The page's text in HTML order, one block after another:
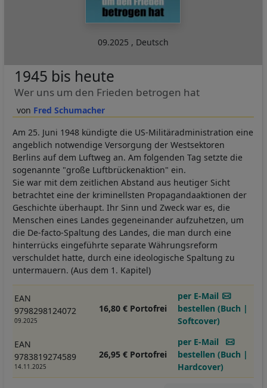
09.2025 , Deutsch
Fred Schumacher
1945 bis heute
Wer uns um den Frieden betrogen hat
Am 25. Juni 1948 kündigte die US-Militäradministration eine
angeblich notwendige Versorgung der Westsektoren
Berlins auf dem Luftweg an. Am folgenden Tag setzte die
sogenannte "große Luftbrückenaktion" ein.
Sie war mit dem zeitlichen Abstand aus heutiger Sicht
betrachtet eine der kriminellsten Propagandaaktionen der
Geschichte überhaupt. Ihr Sinn und Zweck war es, die
Menschen eines Landes gegeneinander aufzuhetzen, um
die De-facto-Spaltung des Landes, die man durch eine
hinterrücks eingeführte separate Währungsreform
verschuldet hatte, durch eine ideologische Spaltung zu
untermauern. (Aus dem 1. Kapitel)
EAN
9798298124072
09.2025
16,80 € Portofrei
per E-Mail
bestellen (Buch |
Softcover)
EAN
9783819274589
14.11.2025
26,95 € Portofrei
per E-Mail
bestellen (Buch |
Hardcover)